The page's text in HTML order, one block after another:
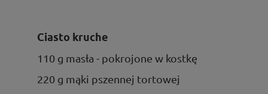
Ciasto kruche
110 g masła - pokrojone w kostkę
220 g mąki pszennej tortowej